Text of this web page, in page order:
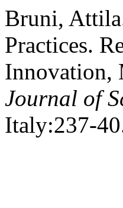
Bruni,
Practices.
Innovation,
Journal of
Italy:237-